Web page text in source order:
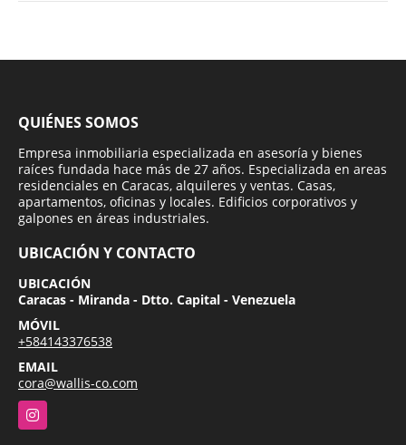
QUIÉNES SOMOS
Empresa inmobiliaria especializada en asesoría y bienes
raíces fundada hace más de 27 años. Especializada en areas
residenciales en Caracas, alquileres y ventas. Casas,
apartamentos, oficinas y locales. Edificios corporativos y
galpones en áreas industriales.
UBICACIÓN Y CONTACTO
UBICACIÓN
Caracas - Miranda - Dtto. Capital - Venezuela
MÓVIL
+584143376538
EMAIL
cora@wallis-co.com
Instagram